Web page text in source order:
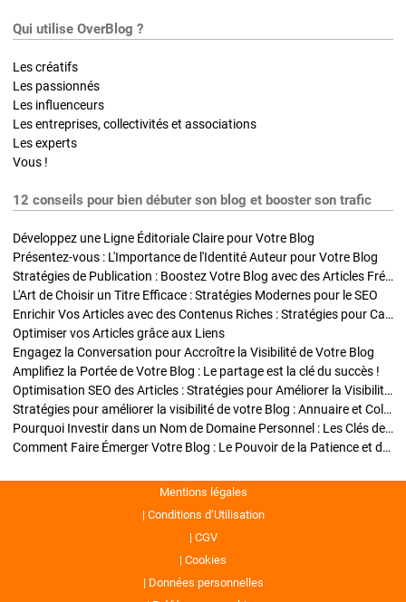
Qui utilise OverBlog ?
Les créatifs
Les passionnés
Les influenceurs
Les entreprises, collectivités et associations
Les experts
Vous !
12 conseils pour bien débuter son blog et booster son trafic
Développez une Ligne Éditoriale Claire pour Votre Blog
Présentez-vous : L'Importance de l'Identité Auteur pour Votre Blog
Stratégies de Publication : Boostez Votre Blog avec des Articles Fréquents et Exclusifs
L'Art de Choisir un Titre Efficace : Stratégies Modernes pour le SEO
Enrichir Vos Articles avec des Contenus Riches : Stratégies pour Captiver et Optimiser
Optimiser vos Articles grâce aux Liens
Engagez la Conversation pour Accroître la Visibilité de Votre Blog
Amplifiez la Portée de Votre Blog : Le partage est la clé du succès !
Optimisation SEO des Articles : Stratégies pour Améliorer la Visibilité de Votre Blog
Stratégies pour améliorer la visibilité de votre Blog : Annuaire et Collaborations
Pourquoi Investir dans un Nom de Domaine Personnel : Les Clés de la Réussite de Votre Blog
Comment Faire Émerger Votre Blog : Le Pouvoir de la Patience et de la Persévérance
Mentions légales
Conditions d’Utilisation
CGV
Cookies
Données personnelles